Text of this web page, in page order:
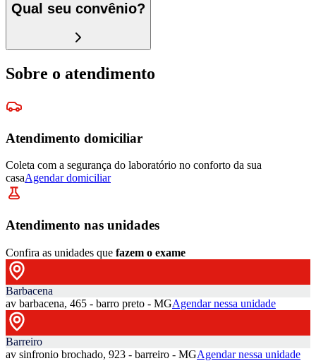
Qual seu convênio?
Sobre o atendimento
Atendimento domiciliar
Coleta com a segurança do laboratório no conforto da sua
casaAgendar domiciliar
Atendimento nas unidades
Confira as unidades que fazem o exame
Barbacena
av barbacena, 465 - barro preto - MGAgendar nessa unidade
Barreiro
av sinfronio brochado, 923 - barreiro - MGAgendar nessa unidade